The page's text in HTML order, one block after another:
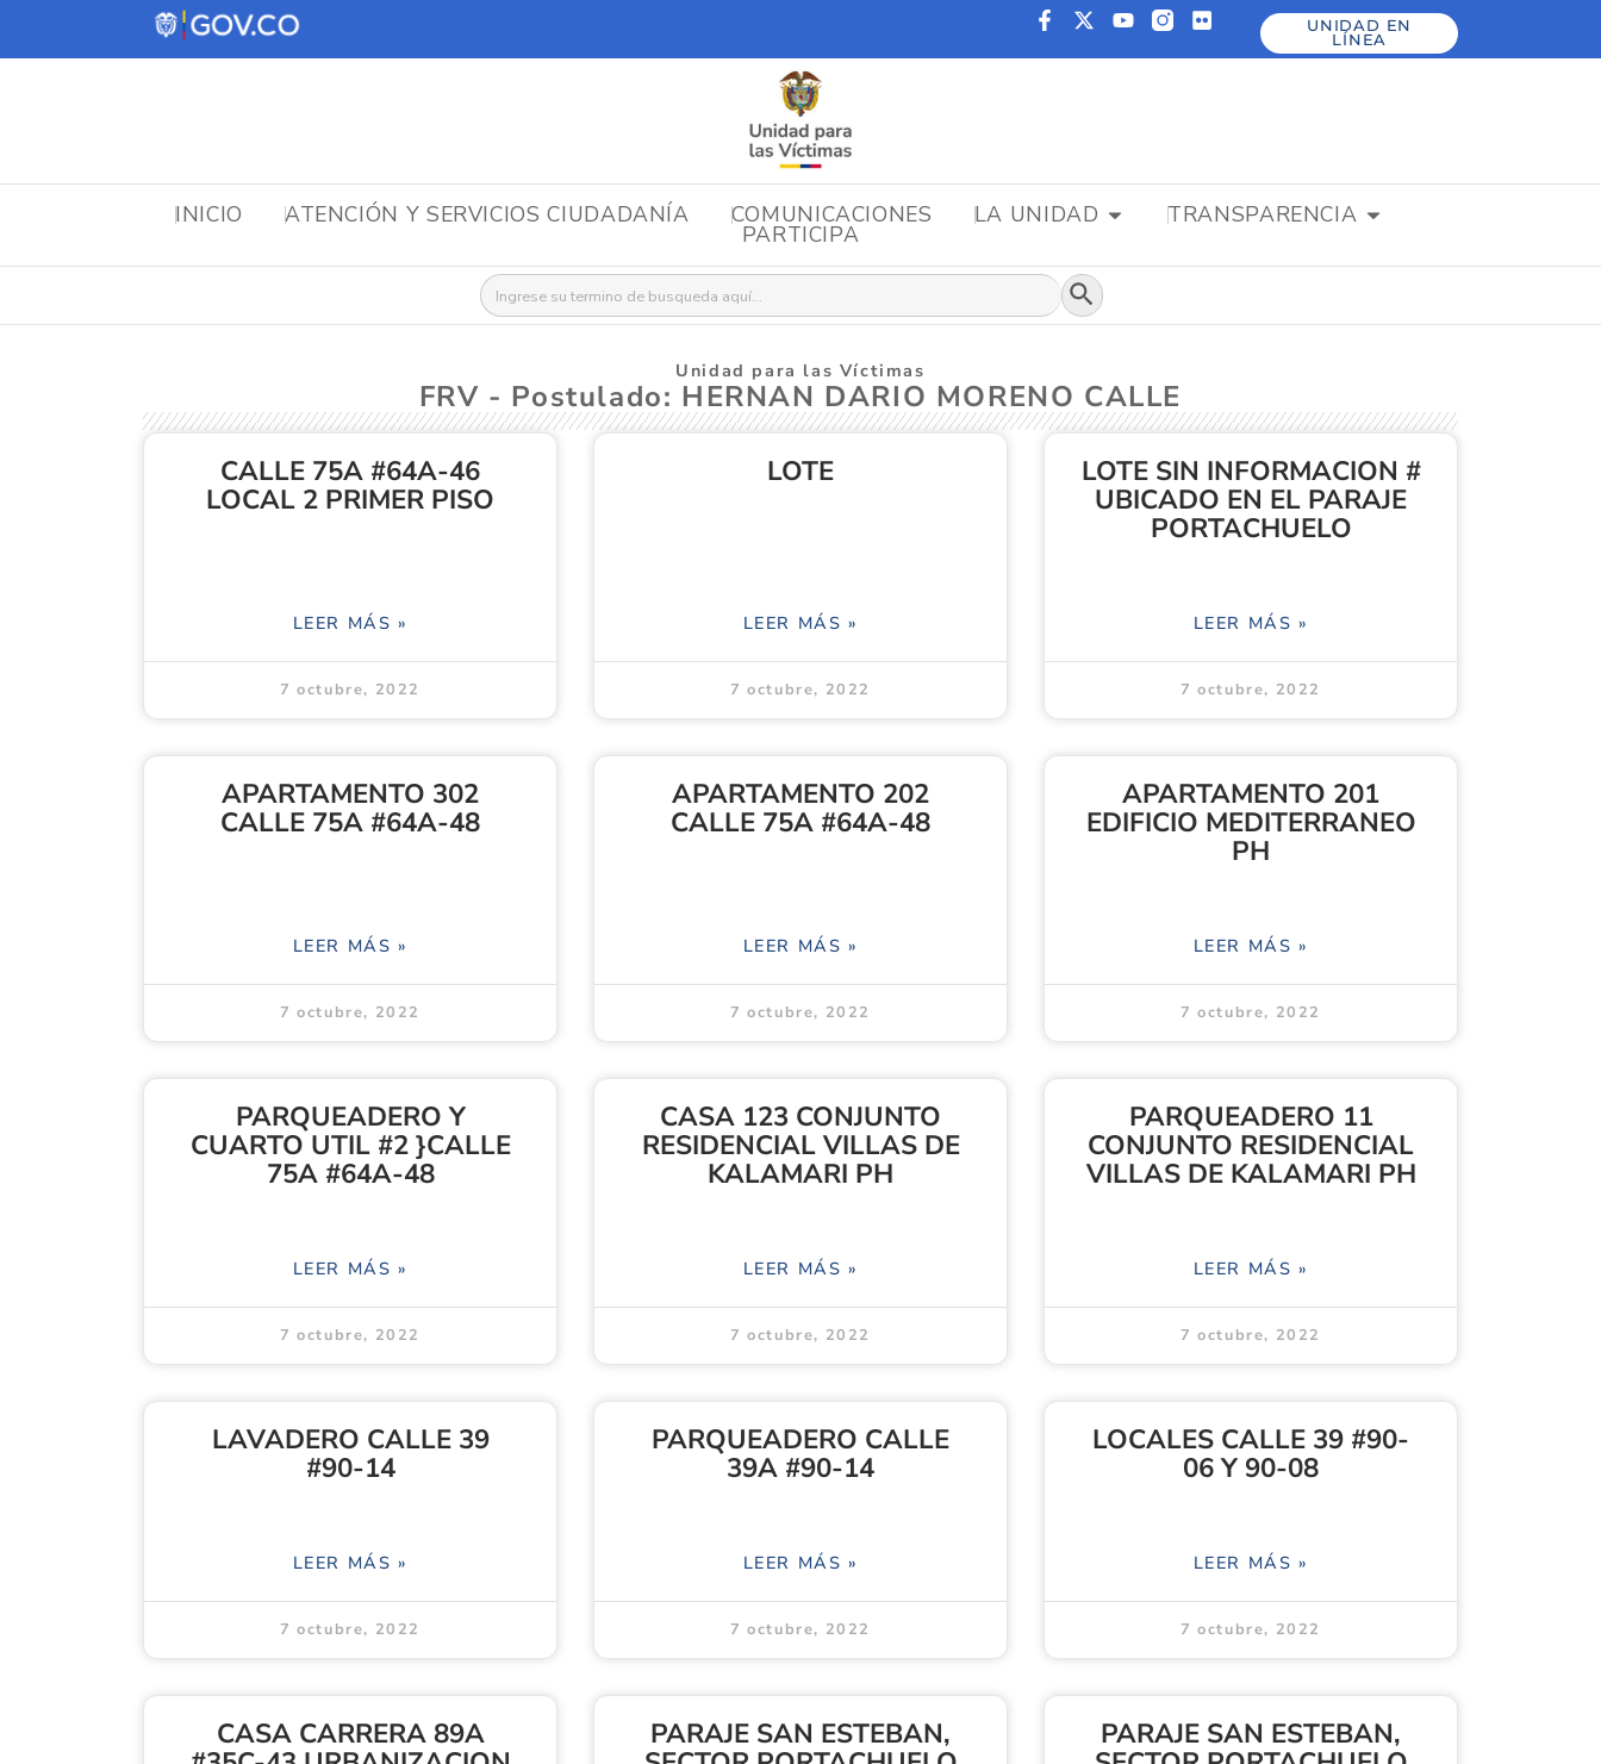
UNIDAD EN
LÍNEA
INICIO ATENCIÓN Y SERVICIOS CIUDADANÍA COMUNICACIONES LA UNIDAD TRANSPARENCIA
PARTICIPA
Buscar: Botón de búsqueda
Unidad para las Víctimas
FRV - Postulado: HERNAN DARIO MORENO CALLE
CALLE 75A #64A-46
LOCAL 2 PRIMER PISO
LEER MÁS »
7 octubre, 2022
LOTE
LEER MÁS »
7 octubre, 2022
LOTE SIN INFORMACION #
UBICADO EN EL PARAJE
PORTACHUELO
LEER MÁS »
7 octubre, 2022
APARTAMENTO 302
CALLE 75A #64A-48
LEER MÁS »
7 octubre, 2022
APARTAMENTO 202
CALLE 75A #64A-48
LEER MÁS »
7 octubre, 2022
APARTAMENTO 201
EDIFICIO MEDITERRANEO
PH
LEER MÁS »
7 octubre, 2022
PARQUEADERO Y
CUARTO UTIL #2 }CALLE
75A #64A-48
LEER MÁS »
7 octubre, 2022
CASA 123 CONJUNTO
RESIDENCIAL VILLAS DE
KALAMARI PH
LEER MÁS »
7 octubre, 2022
PARQUEADERO 11
CONJUNTO RESIDENCIAL
VILLAS DE KALAMARI PH
LEER MÁS »
7 octubre, 2022
LAVADERO CALLE 39
#90-14
LEER MÁS »
7 octubre, 2022
PARQUEADERO CALLE
39A #90-14
LEER MÁS »
7 octubre, 2022
LOCALES CALLE 39 #90-
06 Y 90-08
LEER MÁS »
7 octubre, 2022
CASA CARRERA 89A PARAJE SAN ESTEBAN, PARAJE SAN ESTEBAN,